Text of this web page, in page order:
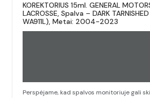
KOREKTORIUS 15ml. GENERAL
LACROSSE, Spalva – DARK
WA911L), Metai: 2004-2023
Perspėjame, kad spalvos monitoriuje gali